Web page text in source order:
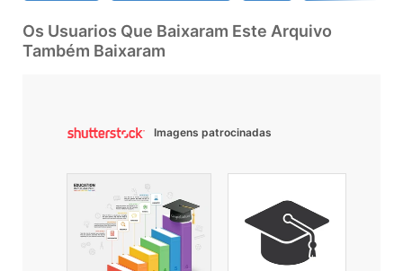
Os Usuarios Que Baixaram Este Arquivo
Também Baixaram
Imagens patrocinadas